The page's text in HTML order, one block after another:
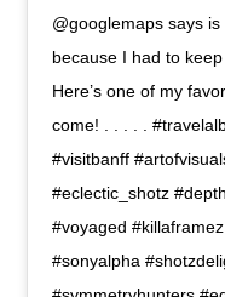
@googlemaps says
because I had to
Here’s one of my
come! . . . . .
#visitbanff
#eclectic_shotz
#voyaged
#sonyalpha